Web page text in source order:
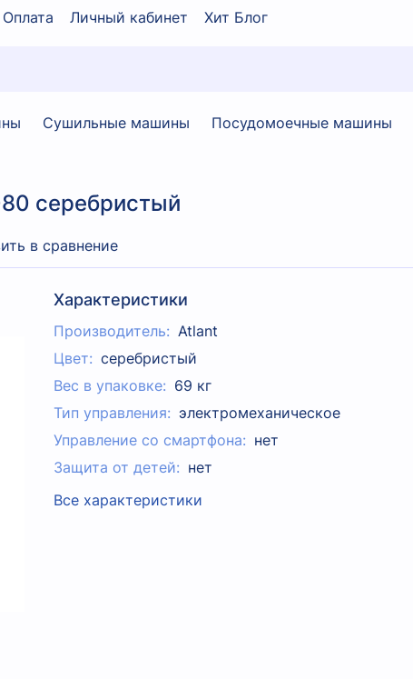
Оплата Личный кабинет Хит Блог
Сушильные машины Посудомоечные машины
серебристый
в сравнение
Характеристики
Производитель: Atlant
Цвет: серебристый
Вес в упаковке: 69 кг
Тип управления: электромеханическое
Управление со смартфона: нет
Защита от детей: нет
Все характеристики